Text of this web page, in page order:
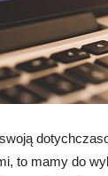
to mamy do